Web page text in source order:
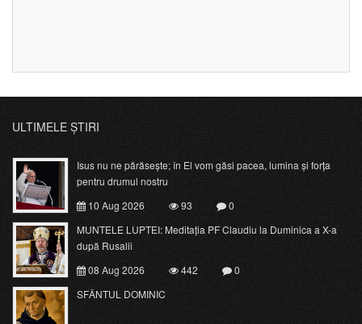
ULTIMELE ȘTIRI
Isus nu ne părăsește; în El vom găsi pacea, lumina și forța
pentru drumul nostru
10 Aug 2026
93
0
MUNTELE LUPTEI: Meditația PF Claudiu la Duminica a X-a
după Rusalii
08 Aug 2026
442
0
SFÂNTUL DOMINIC